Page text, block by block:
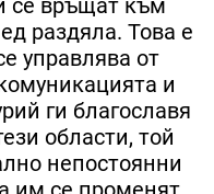
се връщат към
раздяла. Това е
управлява от
и
ги благославя
области, той
непостоянни